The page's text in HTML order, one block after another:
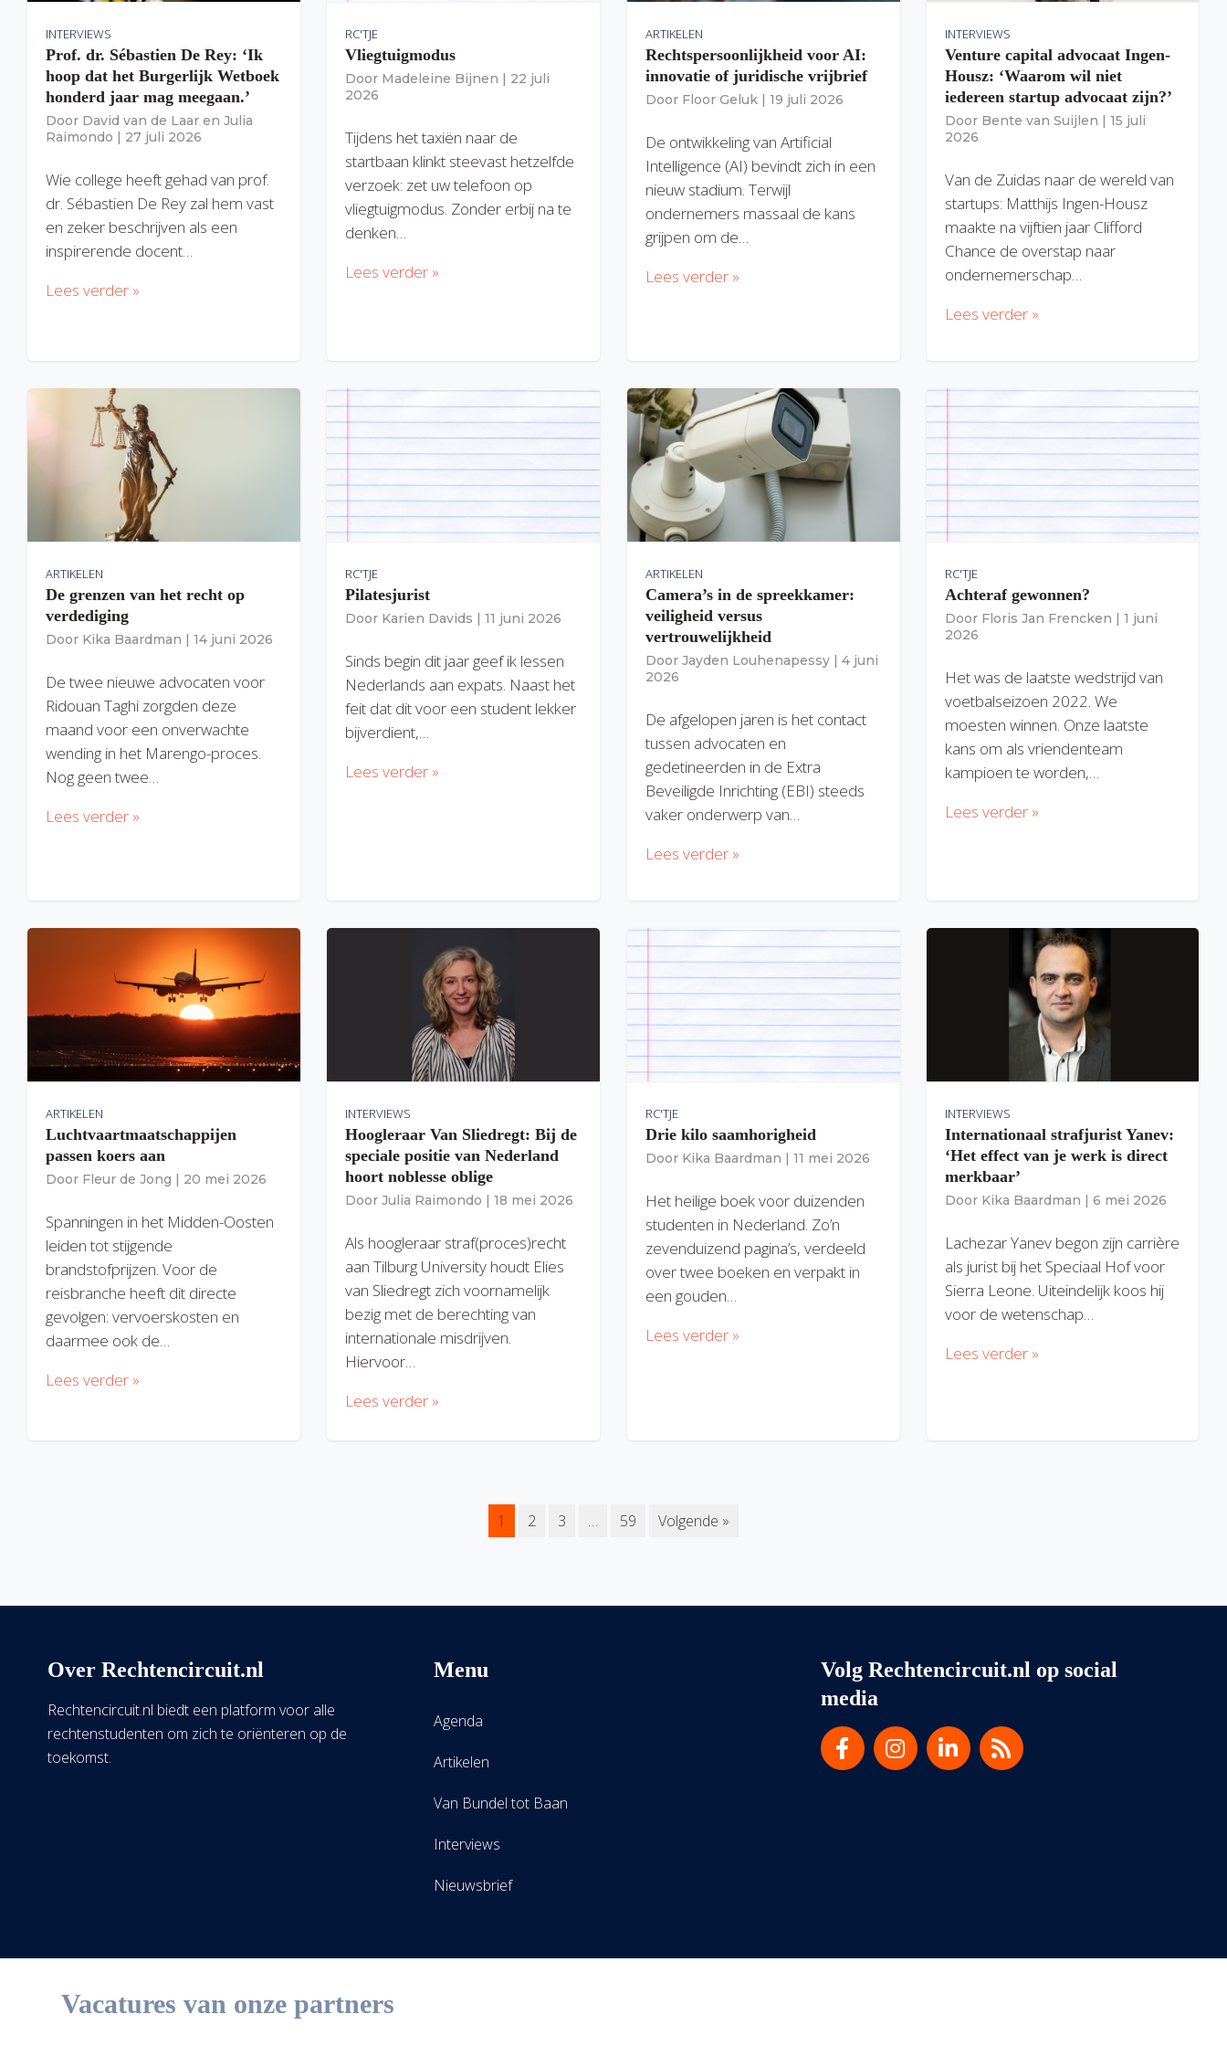
INTERVIEWS
Prof. dr. Sébastien De Rey: ‘Ik
hoop dat het Burgerlijk Wetboek
honderd jaar mag meegaan.’
Door David van de Laar en Julia
Raimondo | 27 juli 2026
Wie college heeft gehad van prof.
dr. Sébastien De Rey zal hem vast
en zeker beschrijven als een
inspirerende docent…
Lees verder »
RC'TJE
Vliegtuigmodus
Door Madeleine Bijnen | 22 juli
2026
Tijdens het taxiën naar de
startbaan klinkt steevast hetzelfde
verzoek: zet uw telefoon op
vliegtuigmodus. Zonder erbij na te
denken…
Lees verder »
ARTIKELEN
Rechtspersoonlijkheid voor AI:
innovatie of juridische vrijbrief
Door Floor Geluk | 19 juli 2026
De ontwikkeling van Artificial
Intelligence (AI) bevindt zich in een
nieuw stadium. Terwijl
ondernemers massaal de kans
grijpen om de…
Lees verder »
INTERVIEWS
Venture capital advocaat Ingen-
Housz: ‘Waarom wil niet
iedereen startup advocaat zijn?’
Door Bente van Suijlen | 15 juli
2026
Van de Zuidas naar de wereld van
startups: Matthijs Ingen-Housz
maakte na vijftien jaar Clifford
Chance de overstap naar
ondernemerschap…
Lees verder »
ARTIKELEN
De grenzen van het recht op
verdediging
Door Kika Baardman | 14 juni 2026
De twee nieuwe advocaten voor
Ridouan Taghi zorgden deze
maand voor een onverwachte
wending in het Marengo-proces.
Nog geen twee…
Lees verder »
RC'TJE
Pilatesjurist
Door Karien Davids | 11 juni 2026
Sinds begin dit jaar geef ik lessen
Nederlands aan expats. Naast het
feit dat dit voor een student lekker
bijverdient,…
Lees verder »
ARTIKELEN
Camera’s in de spreekkamer:
veiligheid versus
vertrouwelijkheid
Door Jayden Louhenapessy | 4 juni
2026
De afgelopen jaren is het contact
tussen advocaten en
gedetineerden in de Extra
Beveiligde Inrichting (EBI) steeds
vaker onderwerp van…
Lees verder »
RC'TJE
Achteraf gewonnen?
Door Floris Jan Frencken | 1 juni
2026
Het was de laatste wedstrijd van
voetbalseizoen 2022. We
moesten winnen. Onze laatste
kans om als vriendenteam
kampioen te worden,…
Lees verder »
ARTIKELEN
Luchtvaartmaatschappijen
passen koers aan
Door Fleur de Jong | 20 mei 2026
Spanningen in het Midden-Oosten
leiden tot stijgende
brandstofprijzen. Voor de
reisbranche heeft dit directe
gevolgen: vervoerskosten en
daarmee ook de…
Lees verder »
INTERVIEWS
Hoogleraar Van Sliedregt: Bij de
speciale positie van Nederland
hoort noblesse oblige
Door Julia Raimondo | 18 mei 2026
Als hoogleraar straf(proces)recht
aan Tilburg University houdt Elies
van Sliedregt zich voornamelijk
bezig met de berechting van
internationale misdrijven.
Hiervoor…
Lees verder »
RC'TJE
Drie kilo saamhorigheid
Door Kika Baardman | 11 mei 2026
Het heilige boek voor duizenden
studenten in Nederland. Zo’n
zevenduizend pagina’s, verdeeld
over twee boeken en verpakt in
een gouden…
Lees verder »
INTERVIEWS
Internationaal strafjurist Yanev:
‘Het effect van je werk is direct
merkbaar’
Door Kika Baardman | 6 mei 2026
Lachezar Yanev begon zijn carrière
als jurist bij het Speciaal Hof voor
Sierra Leone. Uiteindelijk koos hij
voor de wetenschap…
Lees verder »
1 2 3 … 59 Volgende »
Over Rechtencircuit.nl
Rechtencircuit.nl biedt een platform voor alle
rechtenstudenten om zich te oriënteren op de
toekomst.
Menu
Agenda
Artikelen
Van Bundel tot Baan
Interviews
Nieuwsbrief
Volg Rechtencircuit.nl op social
media
Vacatures van onze partners